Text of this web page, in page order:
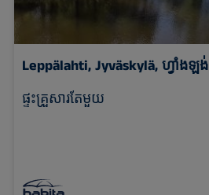
Leppälahti, Jyväskylä, ហ្វាំងឡង់
ផ្ទះគ្រួសារតែមួយ